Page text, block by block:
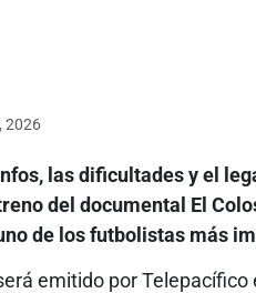
2026
las dificultades y el
del documental El
de los futbolistas más
emitido por